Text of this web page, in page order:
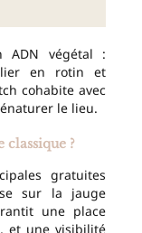
ADN végétal :
en rotin et
cohabite avec
le lieu.
?
gratuites
sur la jauge
une place
et une visibilité